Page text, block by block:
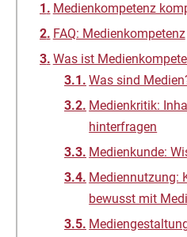
Medienkompetenz
FAQ: Medienkompetenz
Was ist
Was sind
Medienkritik:
hinterfragen
Medienkunde:
Mediennutzung:
bewusst mit